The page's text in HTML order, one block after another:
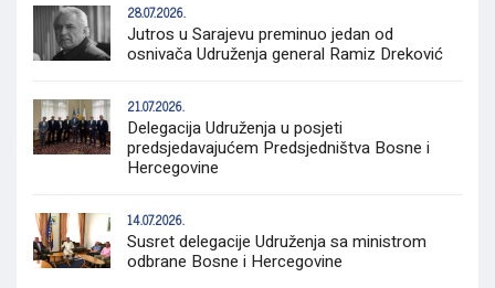
28.07.2026.
Jutros u Sarajevu preminuo jedan od
osnivača Udruženja general Ramiz Dreković
21.07.2026.
Delegacija Udruženja u posjeti
predsjedavajućem Predsjedništva Bosne i
Hercegovine
14.07.2026.
Susret delegacije Udruženja sa ministrom
odbrane Bosne i Hercegovine